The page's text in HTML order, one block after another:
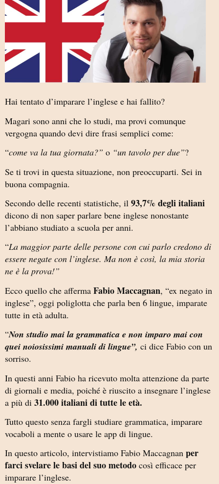
Hai tentato d’imparare l’inglese e hai fallito?
Magari sono anni che lo studi, ma provi comunque
vergogna quando devi dire frasi semplici come:
“come va la tua giornata?” o “un tavolo per due”?
Se ti trovi in questa situazione, non preoccuparti. Sei in
buona compagnia.
Secondo delle recenti statistiche, il 93,7% degli italiani
dicono di non saper parlare bene inglese nonostante
l’abbiano studiato a scuola per anni.
“La maggior parte delle persone con cui parlo credono di
essere negate con l’inglese. Ma non è così, la mia storia
ne è la prova!”
Ecco quello che afferma Fabio Maccagnan, “ex negato in
inglese”, oggi poliglotta che parla ben 6 lingue, imparate
tutte in età adulta.
“Non studio mai la grammatica e non imparo mai con
quei noiosissimi manuali di lingue”, ci dice Fabio con un
sorriso.
In questi anni Fabio ha ricevuto molta attenzione da parte
di giornali e media, poiché è riuscito a insegnare l’inglese
a più di 31.000 italiani di tutte le età.
Tutto questo senza fargli studiare grammatica, imparare
vocaboli a mente o usare le app di lingue.
In questo articolo, intervistiamo Fabio Maccagnan per
farci svelare le basi del suo metodo così efficace per
imparare l’inglese.